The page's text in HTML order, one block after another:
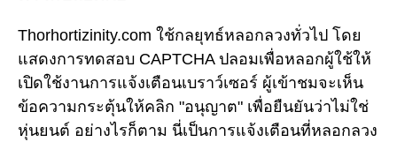
Thorhortizinity.com ใช้กลยุทธ์หลอกลวงทั่วไป โดย
แสดงการทดสอบ CAPTCHA ปลอมเพื่อหลอกผู้ใช้ให้
เปิดใช้งานการแจ้งเตือนเบราว์เซอร์ ผู้เข้าชมจะเห็น
ข้อความกระตุ้นให้คลิก "อนุญาต" เพื่อยืนยันว่าไม่ใช่
หุ่นยนต์ อย่างไรก็ตาม นี่เป็นการแจ้งเตือนที่หลอกลวง